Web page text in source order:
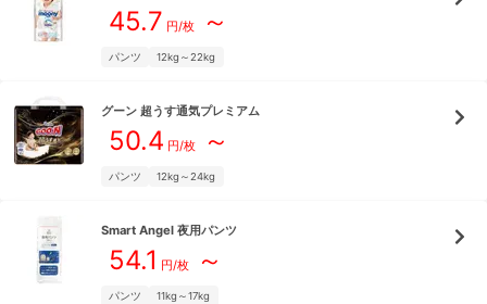
45.7 円/枚～
パンツ 12kg～22kg
グーン 超うす通気プレミアム
50.4 円/枚～
パンツ 12kg～24kg
Smart Angel 夜用パンツ
54.1 円/枚～
パンツ 11kg～17kg